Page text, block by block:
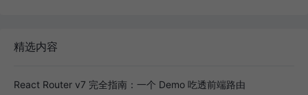
精选内容
React Router v7 完全指南：一个 Demo 吃透前端路由